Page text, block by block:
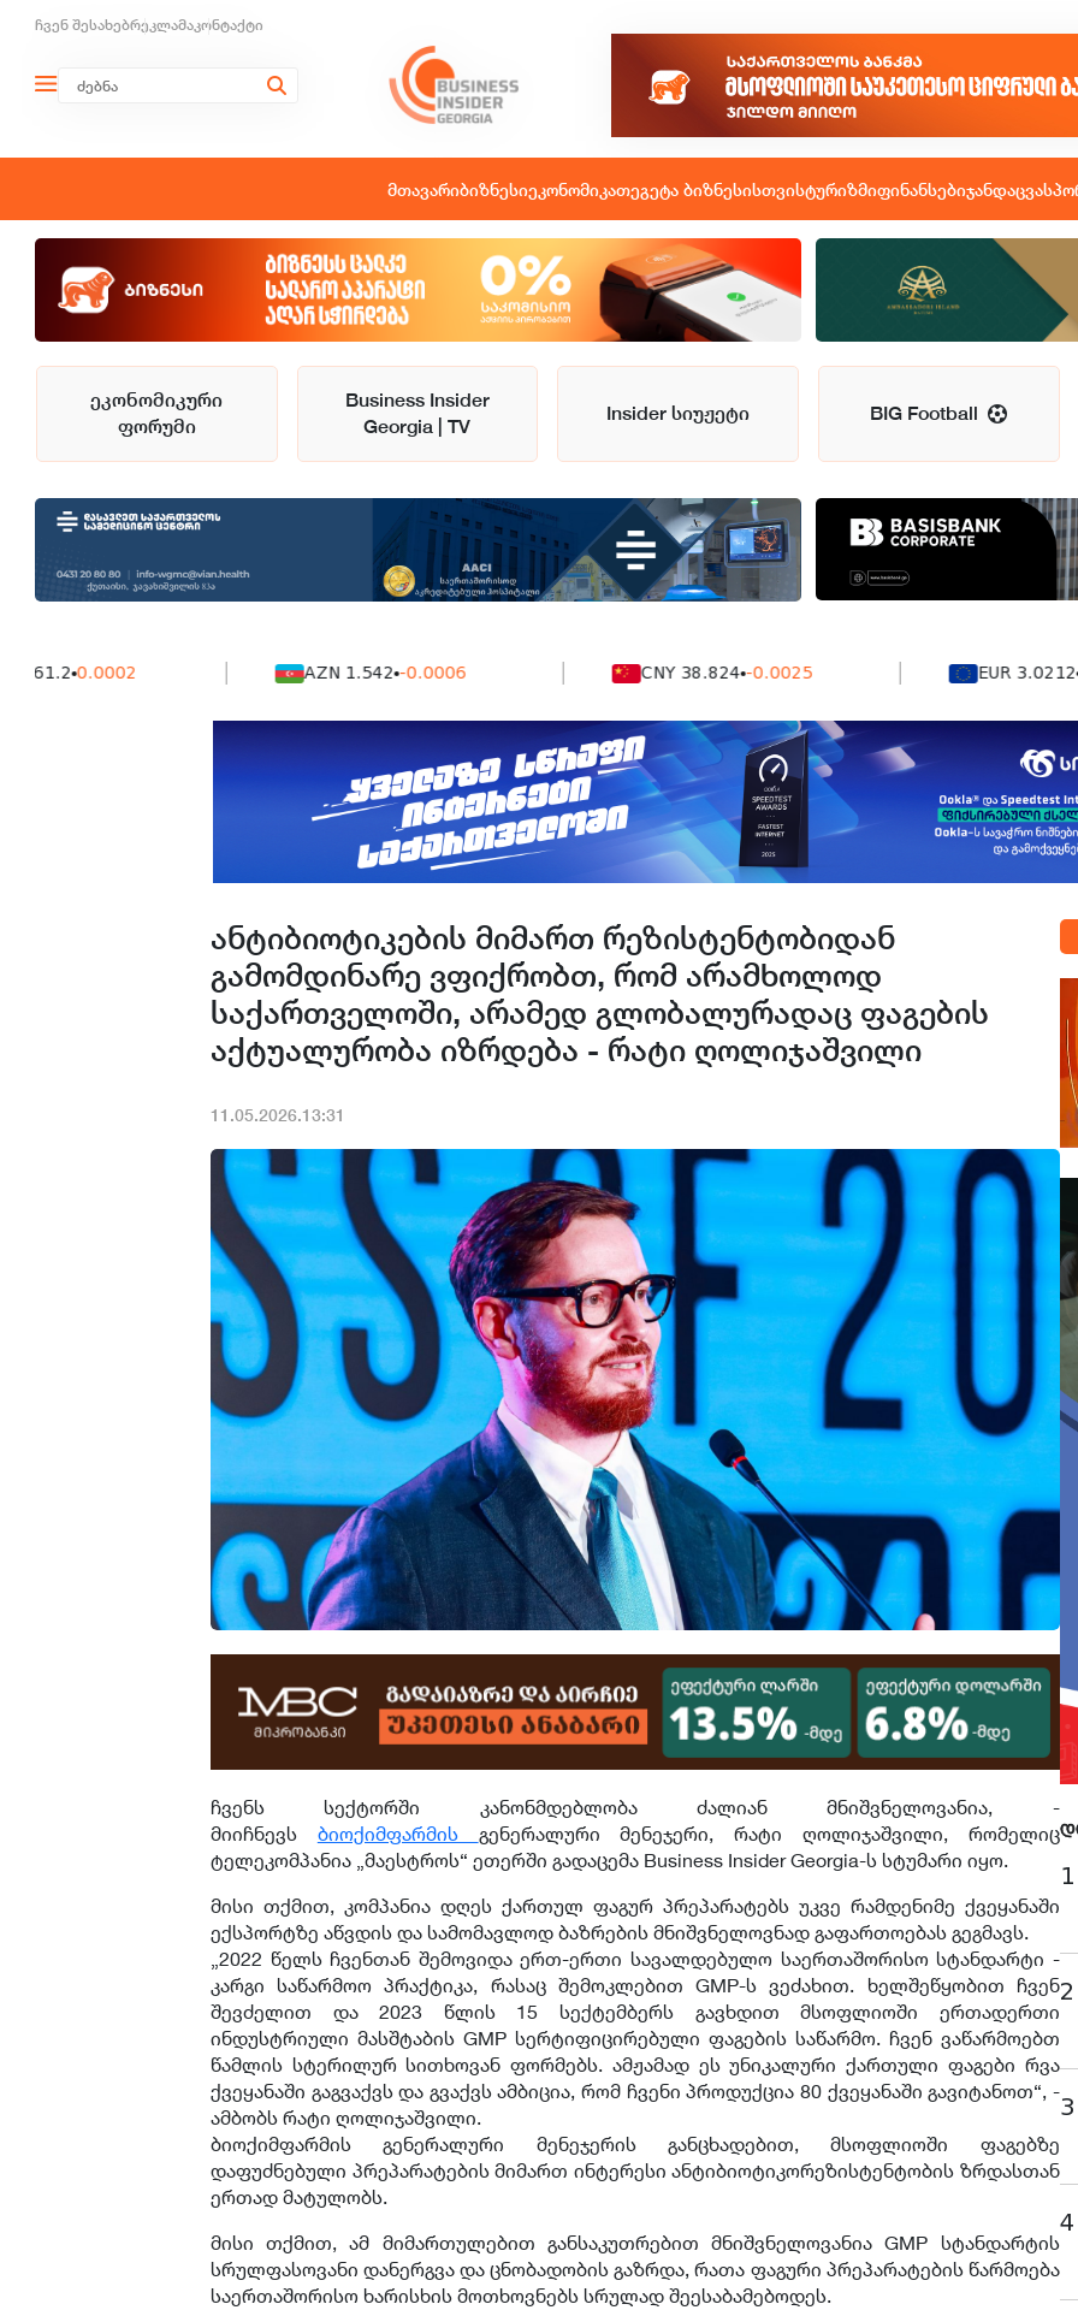
ჩვენ შესახებრეკლამაკონტაქტი
მთავარიბიზნესიეკონომიკათეგეტა ბიზნესისთვისტურიზმიფინანსებიჯანდაცვა
ეკონომიკური
ფორუმი
Business Insider
Georgia | TV
Insider სიუჟეტი BIG Football
0.0002 AZN 1.542 -0.0006 CNY 38.824 -0.0025 EUR 3.0212 -
ანტიბიოტიკების მიმართ რეზისტენტობიდან
გამომდინარე ვფიქრობთ, რომ არამხოლოდ
საქართველოში, არამედ გლობალურადაც ფაგების
აქტუალურობა იზრდება - რატი ღოლიჯაშვილი
11.05.2026.13:31
ჩვენს სექტორში კანონმდებლობა ძალიან მნიშვნელოვანია, -
მიიჩნევს ბიოქიმფარმის გენერალური მენეჯერი, რატი ღოლიჯაშვილი, რომელიც
ტელეკომპანია „მაესტროს“ ეთერში გადაცემა Business Insider Georgia-ს სტუმარი იყო.
მისი თქმით, კომპანია დღეს ქართულ ფაგურ პრეპარატებს უკვე რამდენიმე ქვეყანაში
ექსპორტზე აწვდის და სამომავლოდ ბაზრების მნიშვნელოვნად გაფართოებას გეგმავს.
„2022 წელს ჩვენთან შემოვიდა ერთ-ერთი სავალდებულო საერთაშორისო სტანდარტი -
კარგი საწარმოო პრაქტიკა, რასაც შემოკლებით GMP-ს ვეძახით. ხელშეწყობით ჩვენ
შევძელით და 2023 წლის 15 სექტემბერს გავხდით მსოფლიოში ერთადერთი
ინდუსტრიული მასშტაბის GMP სერტიფიცირებული ფაგების საწარმო. ჩვენ ვაწარმოებთ
წამლის სტერილურ სითხოვან ფორმებს. ამჟამად ეს უნიკალური ქართული ფაგები რვა
ქვეყანაში გაგვაქვს და გვაქვს ამბიცია, რომ ჩვენი პროდუქცია 80 ქვეყანაში გავიტანოთ“, -
ამბობს რატი ღოლიჯაშვილი.
ბიოქიმფარმის გენერალური მენეჯერის განცხადებით, მსოფლიოში ფაგებზე
დაფუძნებული პრეპარატების მიმართ ინტერესი ანტიბიოტიკორეზისტენტობის ზრდასთან
ერთად მატულობს.
მისი თქმით, ამ მიმართულებით განსაკუთრებით მნიშვნელოვანია GMP სტანდარტის
სრულფასოვანი დანერგვა და ცნობადობის გაზრდა, რათა ფაგური პრეპარატების წარმოება
საერთაშორისო ხარისხის მოთხოვნებს სრულად შეესაბამებოდეს.
1
2
3
4